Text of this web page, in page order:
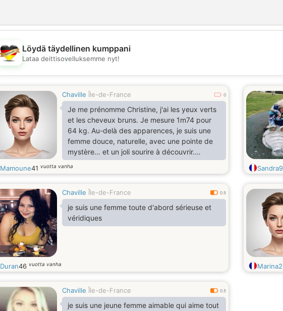
💖
Löydä täydellinen kumppani
Lataa deittisovelluksemme nyt!
Chaville Île-de-France 0
Je me prénomme Christine, j'ai les yeux verts
et les cheveux bruns. Je mesure 1m74 pour
64 kg. Au-delà des apparences, je suis une
femme douce, naturelle, avec une pointe de
mystère… et un joli sourire à découvrir.
J’apprécie les échanges sincères, les
conversations qui ont du charme et un brin de
sincère , franche et directe .
Mamoune41 vuotta vanha
Chaville Île-de-France 0.5
je suis une femme toute d'abord sérieuse et
véridiques
Duran46 vuotta vanha
Chaville Île-de-France 0.5
je suis une jeune femme aimable qui aime tout